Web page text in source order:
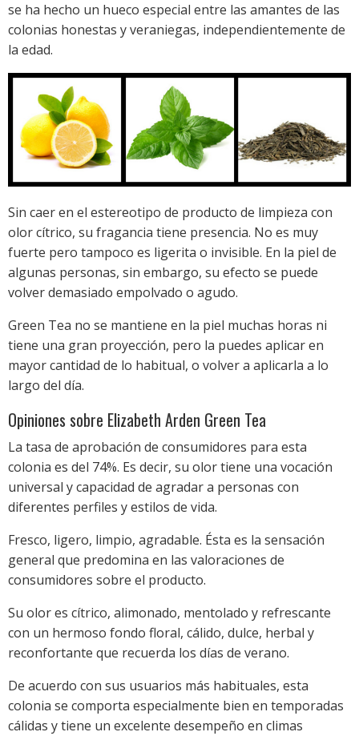
se ha hecho un hueco especial entre las amantes de las
colonias honestas y veraniegas, independientemente de
la edad.
Sin caer en el estereotipo de producto de limpieza con
olor cítrico, su fragancia tiene presencia. No es muy
fuerte pero tampoco es ligerita o invisible. En la piel de
algunas personas, sin embargo, su efecto se puede
volver demasiado empolvado o agudo.
Green Tea no se mantiene en la piel muchas horas ni
tiene una gran proyección, pero la puedes aplicar en
mayor cantidad de lo habitual, o volver a aplicarla a lo
largo del día.
Opiniones sobre Elizabeth Arden Green Tea
La tasa de aprobación de consumidores para esta
colonia es del 74%. Es decir, su olor tiene una vocación
universal y capacidad de agradar a personas con
diferentes perfiles y estilos de vida.
Fresco, ligero, limpio, agradable. Ésta es la sensación
general que predomina en las valoraciones de
consumidores sobre el producto.
Su olor es cítrico, alimonado, mentolado y refrescante
con un hermoso fondo floral, cálido, dulce, herbal y
reconfortante que recuerda los días de verano.
De acuerdo con sus usuarios más habituales, esta
colonia se comporta especialmente bien en temporadas
cálidas y tiene un excelente desempeño en climas